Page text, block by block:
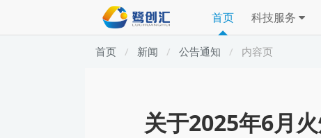
首页 科技服务
首页 新闻 公告通知 内容页
关于2025年6月